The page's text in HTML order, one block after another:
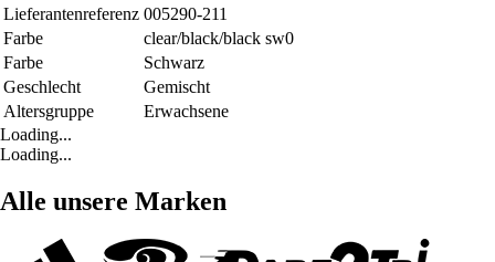
Lieferantenreferenz 005290-211
Farbe
clear/black/black sw0
Farbe
Schwarz
Geschlecht
Gemischt
Altersgruppe
Erwachsene
Loading...
Loading...
Alle unsere Marken